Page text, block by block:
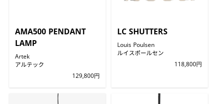
AMA500 PENDANT
LAMP
Artek
アルテック
129,800円
LC SHUTTERS
Louis Poulsen
ルイスポールセン
118,800円